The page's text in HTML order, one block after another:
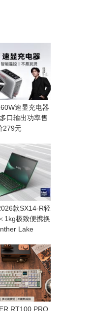
格底线。
速显充电器
口输出功率售
279元
款SX14-R轻
1kg极致便携换
Lake
RT100 PRO